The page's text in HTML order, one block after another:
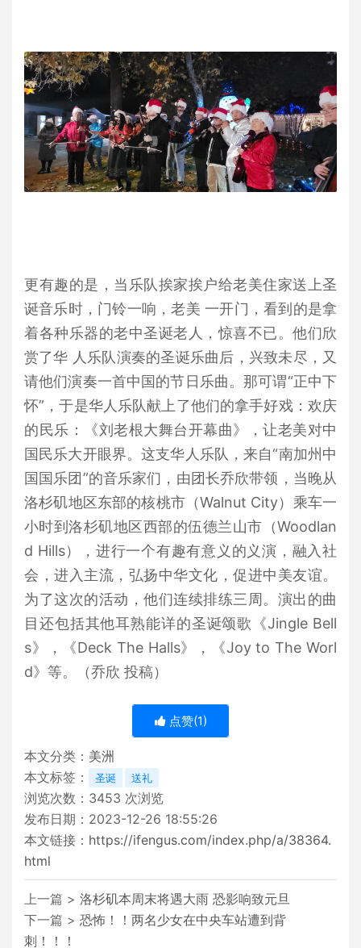
更有趣的是，当乐队挨家挨户给老美住家送上圣
诞音乐时，门铃一响，老美 一开门，看到的是拿
着各种乐器的老中圣诞老人，惊喜不已。他们欣
赏了华 人乐队演奏的圣诞乐曲后，兴致未尽，又
请他们演奏一首中国的节日乐曲。那可谓“正中下
怀”，于是华人乐队献上了他们的拿手好戏：欢庆
的民乐：《刘老根大舞台开幕曲》，让老美对中
国民乐大开眼界。这支华人乐队，来自“南加州中
国国乐团”的音乐家们，由团长乔欣带领，当晚从
洛杉矶地区东部的核桃市（Walnut City）乘车一
小时到洛杉矶地区西部的伍德兰山市（Woodlan
d Hills），进行一个有趣有意义的义演，融入社
会，进入主流，弘扬中华文化，促进中美友谊。
为了这次的活动，他们连续排练三周。演出的曲
目还包括其他耳熟能详的圣诞颂歌《Jingle Bell
s》，《Deck The Halls》，《Joy to The Worl
d》等。（乔欣 投稿）
点赞(1)
本文分类： 美洲
本文标签：
圣诞 送礼
浏览次数： 3453 次浏览
发布日期：2023-12-26 18:55:26
本文链接： https://ifengus.com/index.php/a/38364.
html
上一篇 > 洛杉矶本周末将遇大雨 恐影响致元旦
下一篇 > 恐怖！！两名少女在中央车站遭到背
刺！！！